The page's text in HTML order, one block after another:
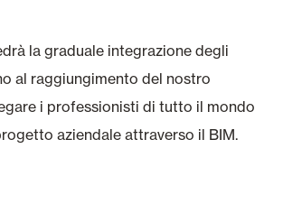
la graduale integrazione degli
al raggiungimento del nostro
i professionisti di tutto il mondo
aziendale attraverso il BIM.